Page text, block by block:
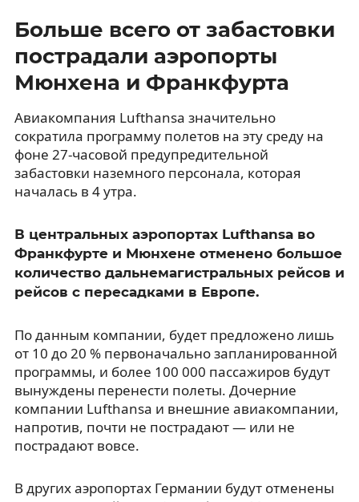
Больше всего от забастовки
пострадали аэропорты
Мюнхена и Франкфурта
Авиакомпания Lufthansa значительно
сократила программу полетов на эту среду на
фоне 27-часовой предупредительной
забастовки наземного персонала, которая
началась в 4 утра.
В центральных аэропортах Lufthansa во
Франкфурте и Мюнхене отменено большое
количество дальнемагистральных рейсов и
рейсов с пересадками в Европе.
По данным компании, будет предложено лишь
от 10 до 20 % первоначально запланированной
программы, и более 100 000 пассажиров будут
вынуждены перенести полеты. Дочерние
компании Lufthansa и внешние авиакомпании,
напротив, почти не пострадают — или не
пострадают вовсе.
В других аэропортах Германии будут отменены